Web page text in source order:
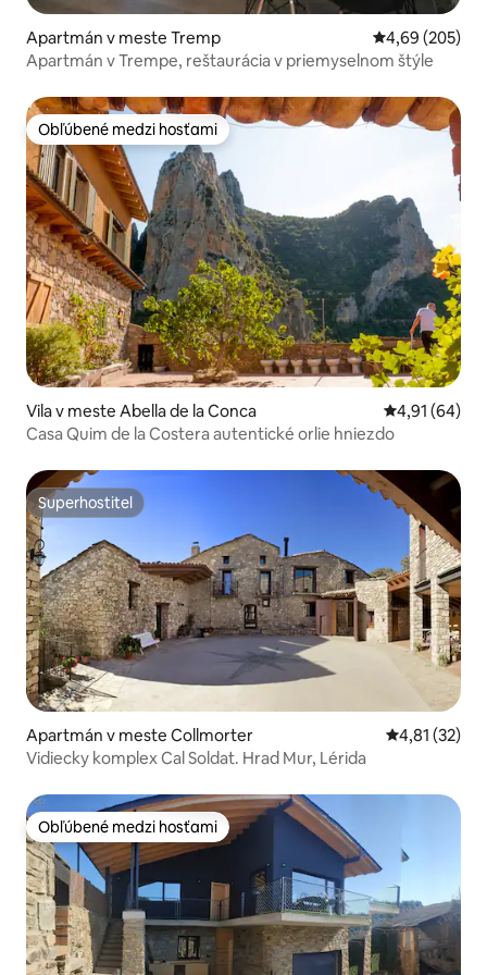
Apartmán v meste Tremp Priemerné
4,69 (205)
Apartmán v Trempe, reštaurácia v priemyselnom štýle
Obľúbené medzi hosťami
Obľúbené medzi hosťami
Vila v meste Abella de la Conca Priemerné
4,91 (64)
Casa Quim de la Costera autentické orlie hniezdo
Superhostiteľ
Superhostiteľ
Apartmán v meste Collmorter Priemerné
4,81 (32)
Vidiecky komplex Cal Soldat. Hrad Mur, Lérida
Obľúbené medzi hosťami
Obľúbené medzi hosťami